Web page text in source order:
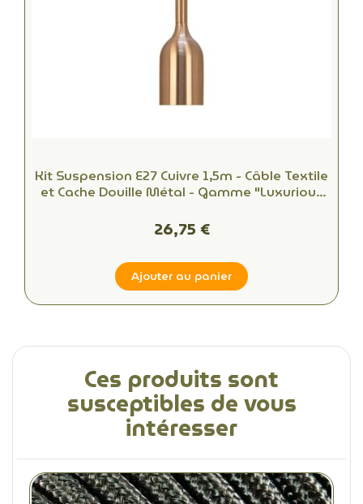
Kit Suspension E27 Cuivre 1,5m - Câble Textile
et Cache Douille Métal - Gamme "Luxurious
26,75 €
Ajouter au panier
Ces produits sont
susceptibles de vous
intéresser